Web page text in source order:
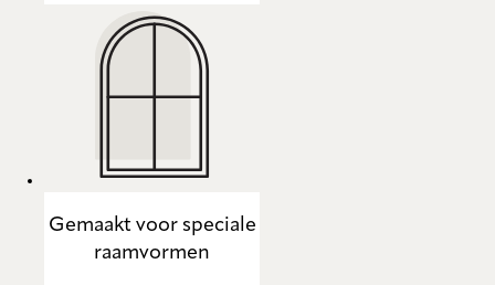
Gemaakt voor speciale
raamvormen